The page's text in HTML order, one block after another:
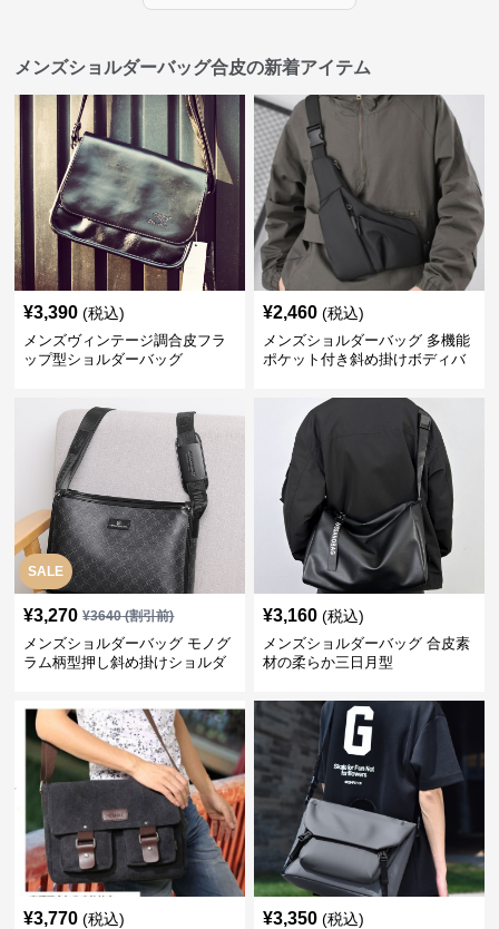
メンズショルダーバッグ合皮の新着アイテム
¥3,390 (税込)
メンズヴィンテージ調合皮フラ
ップ型ショルダーバッグ
¥2,460 (税込)
メンズショルダーバッグ 多機能
ポケット付き斜め掛けボディバ
SALE
¥3,270 ¥3640(割引前)
メンズショルダーバッグ モノグ
ラム柄型押し斜め掛けショルダ
¥3,160 (税込)
メンズショルダーバッグ 合皮素
材の柔らか三日月型
¥3,770 (税込) ¥3,350 (税込)